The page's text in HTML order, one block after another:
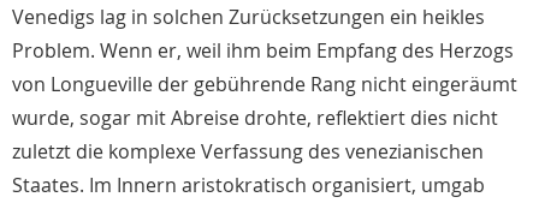
Venedigs lag in solchen Zurücksetzungen ein heikles
Problem. Wenn er, weil ihm beim Empfang des Herzogs
von Longueville der gebührende Rang nicht eingeräumt
wurde, sogar mit Abreise drohte, reflektiert dies nicht
zuletzt die komplexe Verfassung des venezianischen
Staates. Im Innern aristokratisch organisiert, umgab